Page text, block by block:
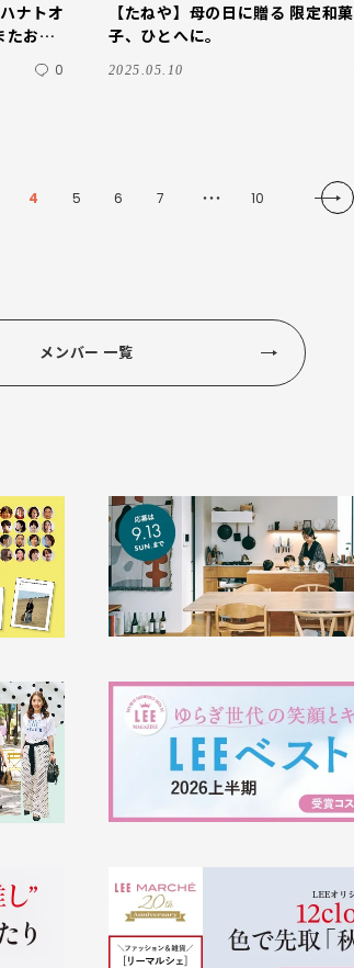
ナトオ
たお取
0
【たねや】母の日に贈る 限定和菓
子、ひとへに。
2025.05.10
4 5 6 7 ・・・ 10
メンバー 一覧